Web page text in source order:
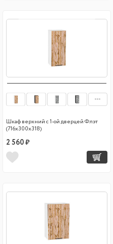
Шкаф верхний с 1-ой дверцей Флэт
(716х300х318)
2 560 ₽